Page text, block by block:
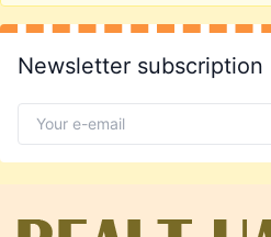
Newsletter subscription